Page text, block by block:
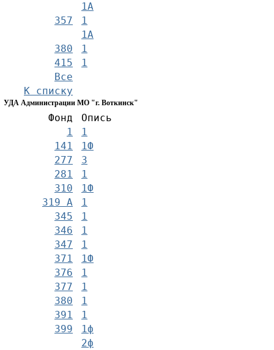
1А
357
1
1А
380
1
415
1
Все
К списку
УДА Администрации МО "г. Воткинск"
Фонд
Опись
1
1
141
1Ф
277
3
281
1
310
1Ф
319 А
1
345
1
346
1
347
1
371
1Ф
376
1
377
1
380
1
391
1
399
1ф
2ф